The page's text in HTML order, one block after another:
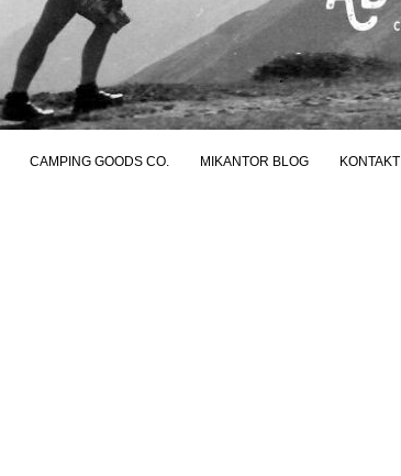
CAMPING GOODS CO. MIKANTOR BLOG KONTAKT